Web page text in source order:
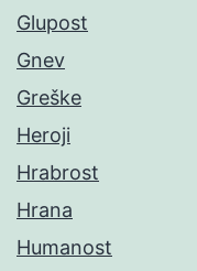
Glupost
Gnev
Greške
Heroji
Hrabrost
Hrana
Humanost